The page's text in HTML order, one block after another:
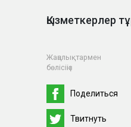
Қызметкерлер
Жаңалықтармен
бөлісіңіз
Поделиться
Твитнуть